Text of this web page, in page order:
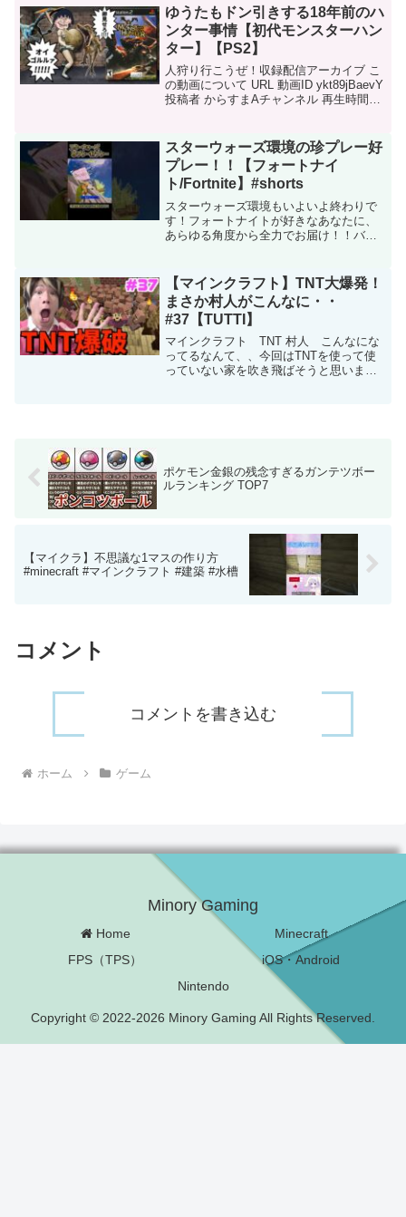
朝も、今や崩れ落ちようとしている。プ
レ...
ゆうたもドン引きする18年前のハ
ンター事情【初代モンスターハン
ター】【PS2】
人狩り行こうぜ！収録配信アーカイブ こ
の動画について URL 動画ID ykt89jBaevY
投稿者 からすまAチャンネル 再生時間
スターウォーズ環境の珍プレー好
プレー！！【フォートナイ
ト/Fortnite】#shorts
スターウォーズ環境もいよいよ終わりで
す！フォートナイトが好きなあなたに、
あらゆる角度から全力でお届け！！バト
ブ（UEFN）で様々な企画を行い、フォー
トナイトの情報をお届...
【マインクラフト】TNT大爆発！
まさか村人がこんなに・・
#37【TUTTI】
マインクラフト TNT 村人 こんなにな
ってるなんて、、今回はTNTを使って使
っていない家を吹き飛ばそうと思いま
ポケモン金銀の残念すぎるガンテツボー
ルランキング TOP7
【マイクラ】不思議な1マスの作り方
#minecraft #マインクラフト #建築 #水槽
コメント
コメントを書き込む
ホーム ゲーム
Minory Gaming
Home
Minecraft
FPS（TPS）
iOS・Android
Nintendo
Copyright © 2022-2026 Minory Gaming All Rights Reserved.